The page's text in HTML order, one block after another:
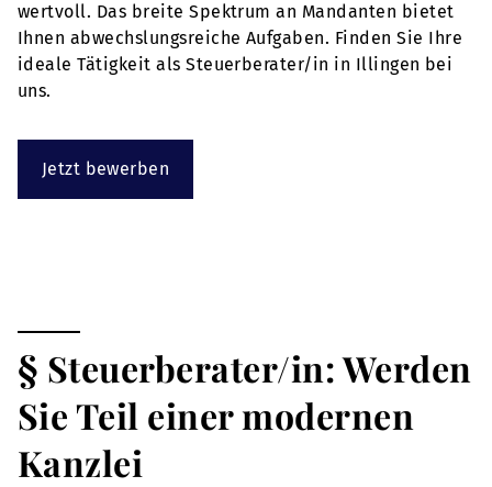
wertvoll. Das breite Spektrum an Mandanten bietet
Ihnen abwechslungsreiche Aufgaben. Finden Sie Ihre
ideale Tätigkeit als Steuerberater/in in Illingen bei
uns.
Jetzt bewerben
§ Steuerberater/in: Werden
Sie Teil einer modernen
Kanzlei